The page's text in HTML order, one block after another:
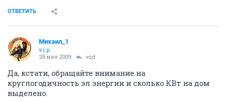
ОТВЕТИТЬ
Михаил_1
v.i.p.
28 мая 2009 vqd
Да, кстати, обращайте внимание на
круглогодичность эл.энергии и сколько КВт на дом
выделено.